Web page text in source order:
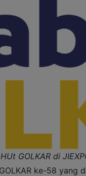
GOLKAR di
ke-58 yang